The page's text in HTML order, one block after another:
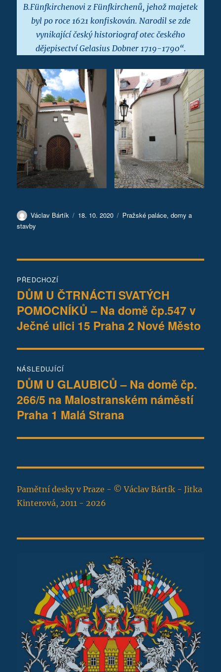
B.Fünfkirchenovi z Fünfkirchenů, jehož majetek
byl po roce 1621 konfiskován. Narodil se zde
vynikající český historiograf otec českého
dějepisectví Gelasius Dobner 1719-1790“.
Autor:
Václav Bártík Publikováno:
18. 10. 2020 Rubriky:
Pražské paláce, domy a
stavby
pro
příspěvek
PŘEDCHOZÍ
Předchozí
příspěvek:
DŮM U ČTRNÁCTI SVATÝCH
POMOCNÍKŮ – Na domě čp.547 v
Ječné ulici 15 Praha 2 Nové Město
NÁSLEDUJÍCÍ
Následující
příspěvek:
DŮM U GLAUBICŮ – Na domě čp.
266/5 na Malostranském náměstí
Praha 1 Malá Strana
Pamětní desky v Praze - © Václav Bártík - Jitka
Kinterová, 2011 - 2026